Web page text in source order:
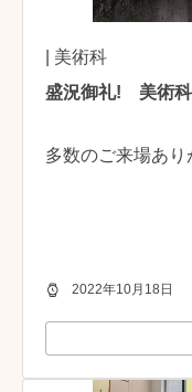
| 美術科
盛況御礼! 美術
多数のご来場あり
2022年10月18日